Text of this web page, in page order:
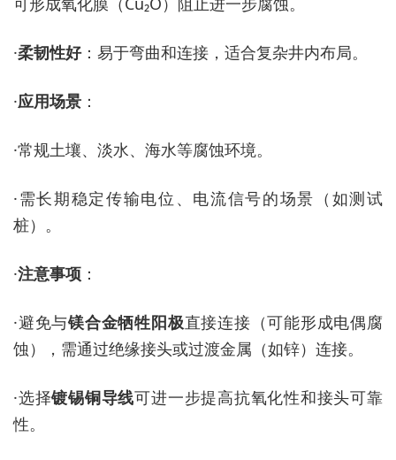
·柔韧性好：易于弯曲和连接，适合复杂井内布局。
·应用场景 ：
·常规土壤、淡水、海水等腐蚀环境。
·需长期稳定传输电位、电流信号的场景（如测试
桩）。
·注意事项 ：
·避免与镁合金牺牲阳极直接连接（可能形成电偶腐
蚀），需通过绝缘接头或过渡金属（如锌）连接。
·选择镀锡铜导线可进一步提高抗氧化性和接头可靠
性。